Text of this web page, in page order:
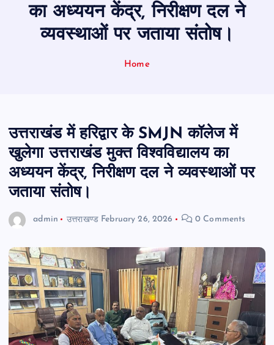
का अध्ययन केंद्र, निरीक्षण दल ने
व्यवस्थाओं पर जताया संतोष।
Home
उत्तराखंड में हरिद्वार के SMJN कॉलेज में
खुलेगा उत्तराखंड मुक्त विश्वविद्यालय का
अध्ययन केंद्र, निरीक्षण दल ने व्यवस्थाओं पर
जताया संतोष।
admin उत्तराखण्ड February 26, 2026 0 Comments